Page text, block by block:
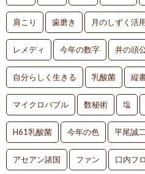
肩こり 歯磨き 月のしずく活
レメディ 今年の数字 井の頭
自分らしく生きる 乳酸菌 縦
マイクロバブル 数秘術 塩
H61乳酸菌 今年の色 平尾誠
アセアン諸国 ファン 口内フ